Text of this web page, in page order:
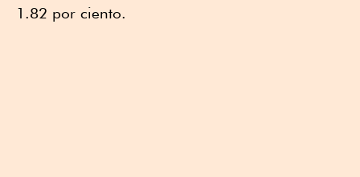
1.82 por ciento.